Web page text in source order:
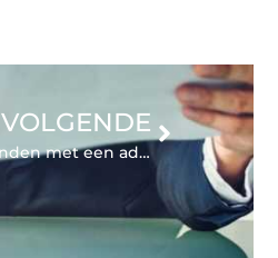
VOLGENDE
De juiste verzekeringen vinden met een adviseur uit Arnhem